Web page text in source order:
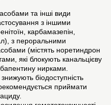
та інші види
з іншими
карбамазепін,
з пероральними
(містять норетиндрон
які блокують канальцієву
нирками.
біодоступність
приймати